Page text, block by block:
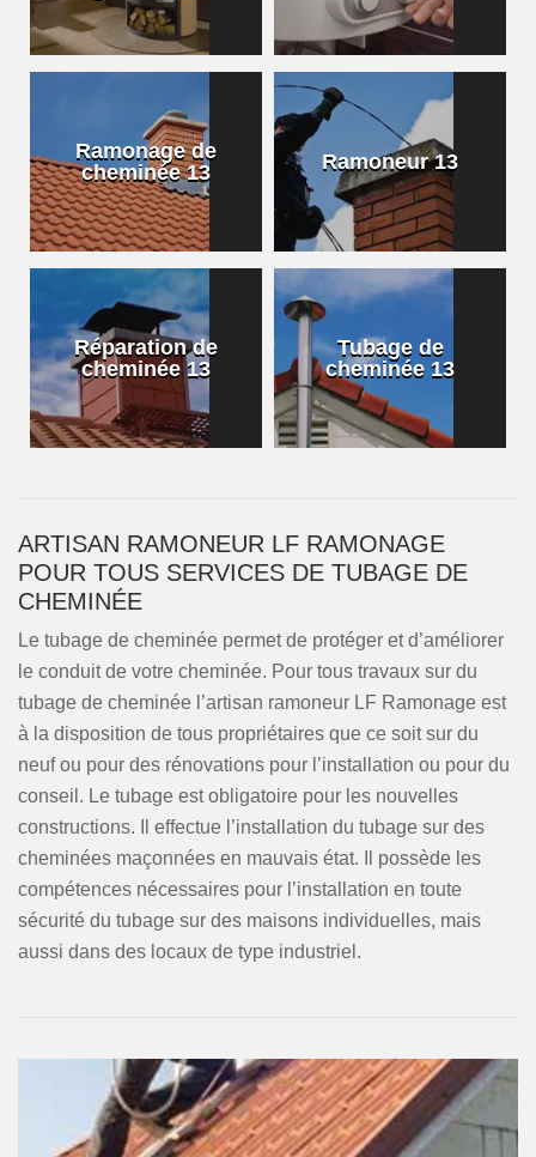
Ramonage de
cheminée 13
Ramoneur 13
Réparation de
cheminée 13
Tubage de
cheminée 13
ARTISAN RAMONEUR LF RAMONAGE
POUR TOUS SERVICES DE TUBAGE DE
CHEMINÉE
Le tubage de cheminée permet de protéger et d’améliorer
le conduit de votre cheminée. Pour tous travaux sur du
tubage de cheminée l’artisan ramoneur LF Ramonage est
à la disposition de tous propriétaires que ce soit sur du
neuf ou pour des rénovations pour l’installation ou pour du
conseil. Le tubage est obligatoire pour les nouvelles
constructions. Il effectue l’installation du tubage sur des
cheminées maçonnées en mauvais état. Il possède les
compétences nécessaires pour l’installation en toute
sécurité du tubage sur des maisons individuelles, mais
aussi dans des locaux de type industriel.